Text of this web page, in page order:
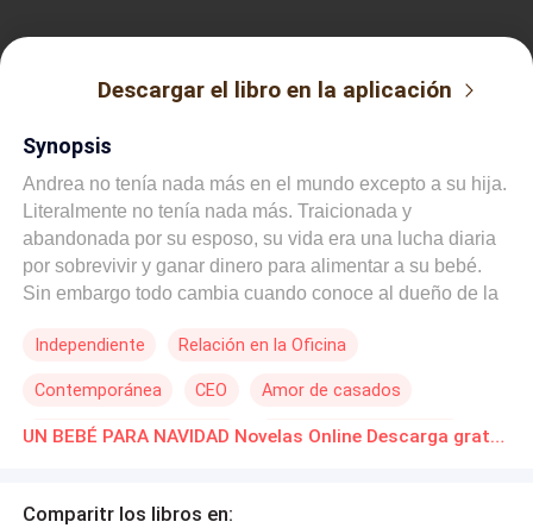
Descargar el libro en la aplicación
Synopsis
Andrea no tenía nada más en el mundo excepto a su hija.
Literalmente no tenía nada más. Traicionada y
abandonada por su esposo, su vida era una lucha diaria
por sobrevivir y ganar dinero para alimentar a su bebé.
Sin embargo todo cambia cuando conoce al dueño de la
hombre que solo se podía catalogar como huracán,
sus treinta y dos años era un magnate de la industria
deportiva, con una de las mayores agencias de
día que su novia estaba embarazada y que había perdido
Independiente Relación en la Oficina
Contemporánea CEO Amor de casados
Matrimonio por Contrato POV en tercera persona UN BEBÉ PARA NAVIDAD Novelas Online Descarga gratuita de PDF
Comparitr los libros en: